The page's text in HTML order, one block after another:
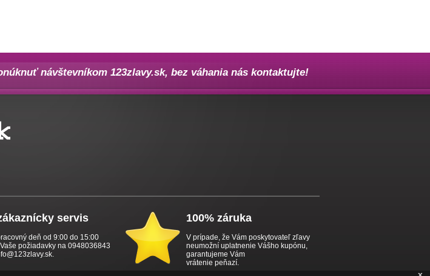
návštevníkom 123zlavy.sk, bez váhania nás kontaktujte!
servis
deň od 9:00 do 15:00
požiadavky na 0948036843
100% záruka
V prípade, že Vám poskytovateľ zľavy
neumožní uplatnenie Vášho kupónu,
garantujeme Vám
vrátenie peňazí.